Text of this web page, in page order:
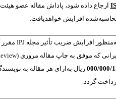
افزايش خواهديافت.
افزایش ضریب تأثیر مجلهIPJ مقرر
که موفق به چاپ مقاله مروري(
000/000/ ریال به‌ازای هر مقاله به
گردد.